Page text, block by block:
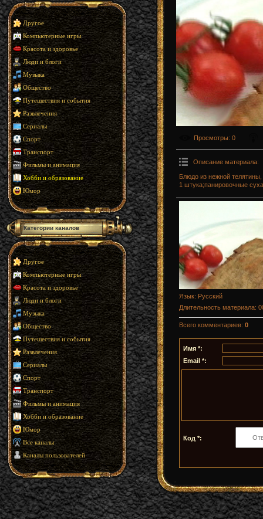
Другое
Компьютерные игры
Красота и здоровье
Люди и блоги
Музыка
Общество
Путешествия и события
Развлечения
Сериалы
Спорт
Транспорт
Фильмы и анимация
Хобби и образование
Юмор
Категории каналов
Другое
Компьютерные игры
Красота и здоровье
Люди и блоги
Музыка
Общество
Путешествия и события
Развлечения
Сериалы
Спорт
Транспорт
Фильмы и анимация
Хобби и образование
Юмор
Все каналы
Каналы пользователей
Просмотры: 0
Описание материала:
Блюдо из нежной
1 штука;панировочные
Язык: Русский
Длительность материала:
Всего комментариев: 0
Имя *:
Email *:
Код *: